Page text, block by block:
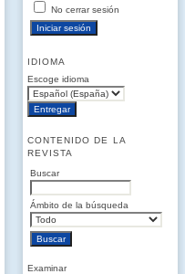
No cerrar sesión
IDIOMA
Escoge idioma
CONTENIDO DE LA
REVISTA
Buscar
Ámbito de la búsqueda
Examinar